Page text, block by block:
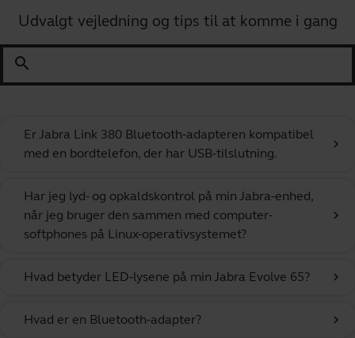
Udvalgt vejledning og tips til at komme i gang
search
Er Jabra Link 380 Bluetooth-adapteren kompatibel
med en bordtelefon, der har USB-tilslutning.
chevron_right
Har jeg lyd- og opkaldskontrol på min Jabra-enhed,
når jeg bruger den sammen med computer-
softphones på Linux-operativsystemet?
chevron_right
Hvad betyder LED-lysene på min Jabra Evolve 65? chevron_right
Hvad er en Bluetooth-adapter? chevron_right